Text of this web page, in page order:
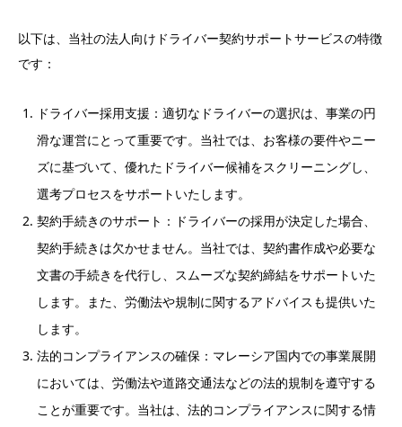
以下は、当社の法人向けドライバー契約サポートサービスの特徴
です：
ドライバー採用支援：適切なドライバーの選択は、事業の円
滑な運営にとって重要です。当社では、お客様の要件やニー
ズに基づいて、優れたドライバー候補をスクリーニングし、
選考プロセスをサポートいたします。
契約手続きのサポート：ドライバーの採用が決定した場合、
契約手続きは欠かせません。当社では、契約書作成や必要な
文書の手続きを代行し、スムーズな契約締結をサポートいた
します。また、労働法や規制に関するアドバイスも提供いた
します。
法的コンプライアンスの確保：マレーシア国内での事業展開
においては、労働法や道路交通法などの法的規制を遵守する
ことが重要です。当社は、法的コンプライアンスに関する情